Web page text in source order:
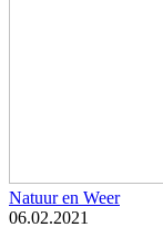
Natuur en Weer
06.02.2021